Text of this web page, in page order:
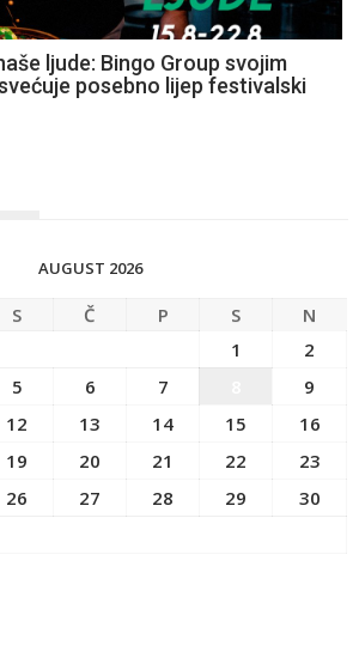
ljude: Bingo Group svojim
posebno lijep festivalski
AUGUST 2026
S Č P S
N
1
2
5 6 7
9
12 13 14 15
16
19 20 21 22
23
26 27 28 29
30